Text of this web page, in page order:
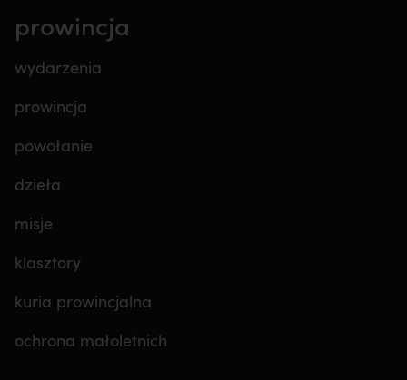
prowincja
wydarzenia
prowincja
powołanie
dzieła
misje
klasztory
kuria prowincjalna
ochrona małoletnich